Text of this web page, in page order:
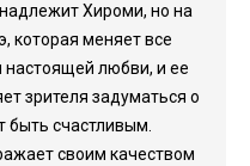
Хироми, но на
которая меняет все
настоящей любви, и ее
зрителя задуматься о
быть счастливым.
своим качеством